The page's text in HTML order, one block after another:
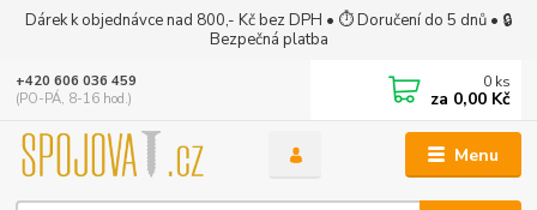
Dárek k objednávce nad 800,- Kč bez DPH • ⏱ Doručení do 5 dnů • 🔒
Bezpečná platba
Menu
+420 606 036 459
(PO-PÁ, 8-16 hod.)
0 ks
za 0,00 Kč